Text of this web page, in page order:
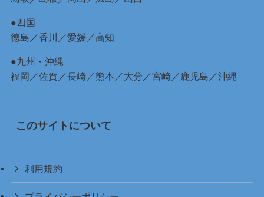
●四国
徳島 ／香川 ／愛媛／高知
●九州・沖縄
福岡 ／佐賀 ／長崎／熊本 ／大分 ／宮崎／ 鹿児島 ／沖縄
このサイトについて
利用規約